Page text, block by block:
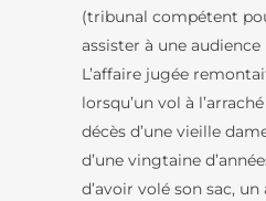
(tribunal compétent
assister à une
L’affaire jugée
lorsqu’un vol à
décès d’une vieille
d’une vingtaine
d’avoir volé son sac, un